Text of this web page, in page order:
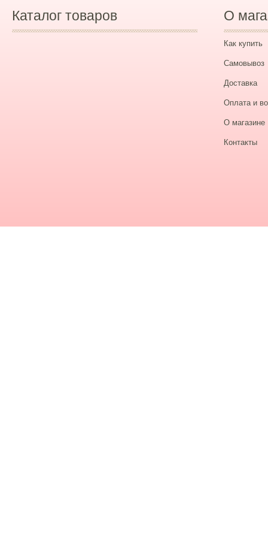
Каталог товаров О
Как купить
Самовывоз
Доставка
Оплата и
О магазине
Контакты